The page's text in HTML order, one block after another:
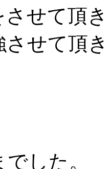
せて頂
させて頂
した。